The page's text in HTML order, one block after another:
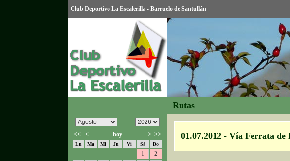
Club Deportivo La Escalerilla - Barruelo de Santullán
Rutas
<< < hoy > >>
Lu Ma Mi Ju Vi Sá Do
1
2
01.07.2012 - Vía Ferrata de